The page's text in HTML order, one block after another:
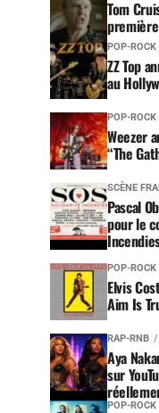
Tom
POP-ROCK
ZZ Top
au
POP-ROCK
Weezer
“The
SCÈNE
Pascal
pour le
POP-ROCK
Elvis
Aim Is
RAP-RNB
Aya
sur
POP-ROCK